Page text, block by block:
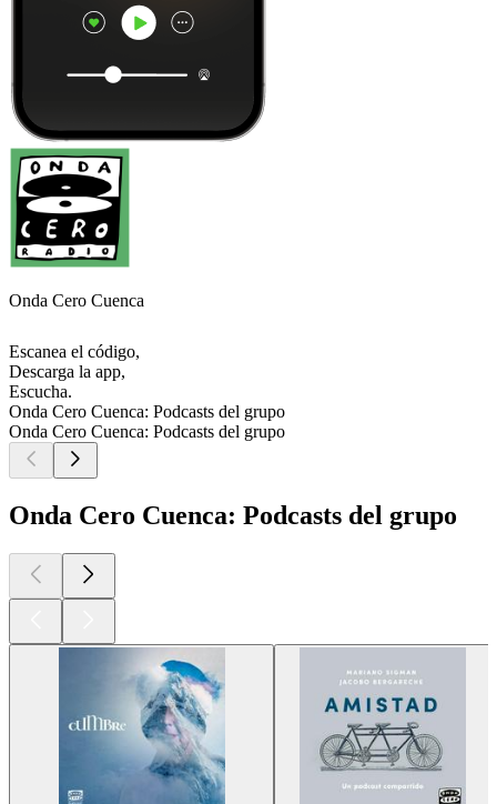
Onda Cero Cuenca
Escanea el código,
Descarga la app,
Escucha.
Onda Cero Cuenca: Podcasts del grupo
Onda Cero Cuenca: Podcasts del grupo
Onda Cero Cuenca: Podcasts del grupo